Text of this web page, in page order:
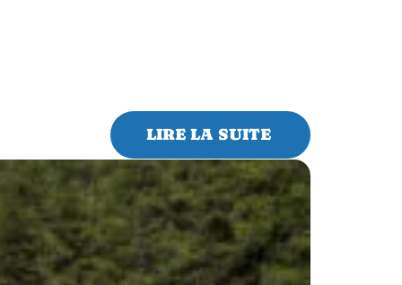
LIRE LA SUITE